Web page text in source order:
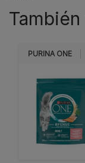
PURINA ONE